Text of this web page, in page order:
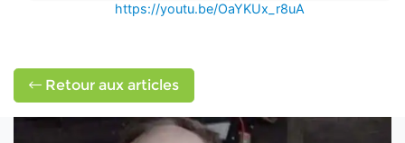
https://youtu.be/OaYKUx_r8uA
Retour aux articles